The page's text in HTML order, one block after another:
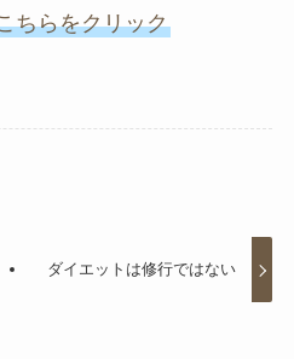
ちらをクリック
ダイエットは修行ではない